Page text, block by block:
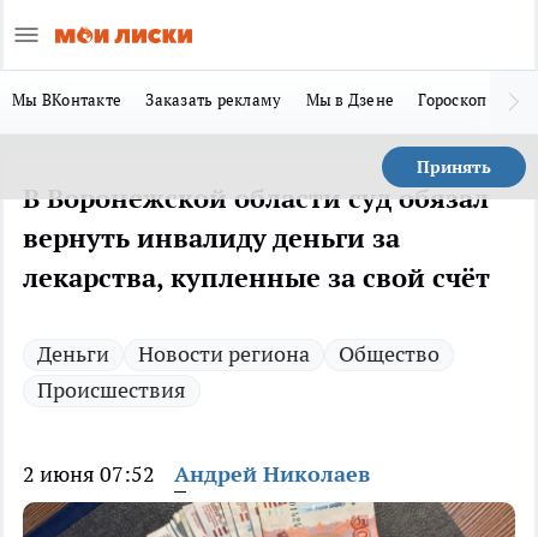
Мы ВКонтакте Заказать рекламу Мы в Дзене Гороскоп
Принять
В Воронежской области суд обязал
вернуть инвалиду деньги за
лекарства, купленные за свой счёт
Деньги Новости региона
Общество
Происшествия
2 июня 07:52 Андрей Николаев